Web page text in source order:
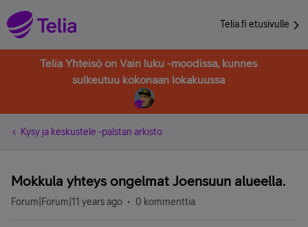
Telia.fi etusivulle
Telia Yhteisö on Vain luku -moodissa, kunnes
sulkeutuu kokonaan lokakuussa
Kysy ja keskustele -palstan arkisto
Mokkula yhteys ongelmat Joensuun alueella.
Forum|Forum|11 years ago 0 kommenttia